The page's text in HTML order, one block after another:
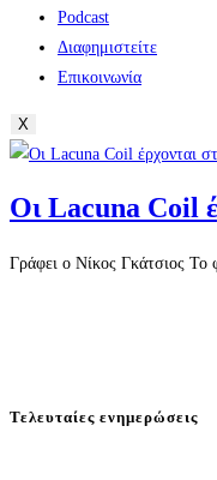
Podcast
Διαφημιστείτε
Επικοινωνία
X
Οι Lacuna Coil
Γράφει ο Νίκος Γκάτσιος Το
Τελευταίες ενημερώσεις